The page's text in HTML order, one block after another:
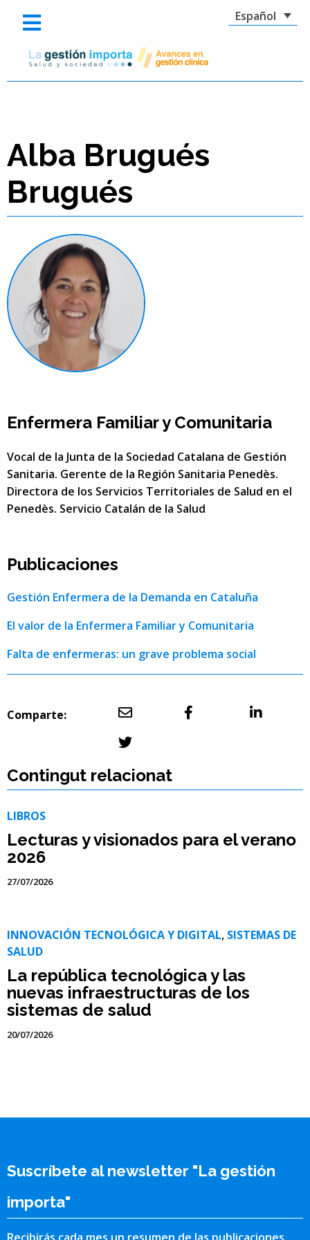
Español
Alba Brugués
Brugués
Enfermera Familiar y Comunitaria
Vocal de la Junta de la Sociedad Catalana de Gestión
Sanitaria. Gerente de la Región Sanitaria Penedès.
Directora de los Servicios Territoriales de Salud en el
Penedès. Servicio Catalán de la Salud
Publicaciones
Gestión Enfermera de la Demanda en Cataluña
El valor de la Enfermera Familiar y Comunitaria
Falta de enfermeras: un grave problema social
Comparte:
Contingut relacionat
LIBROS
Lecturas y visionados para el verano
2026
27/07/2026
INNOVACIÓN TECNOLÓGICA Y DIGITAL, SISTEMAS DE
SALUD
La república tecnológica y las
nuevas infraestructuras de los
sistemas de salud
20/07/2026
Suscríbete al newsletter "La gestión
importa"